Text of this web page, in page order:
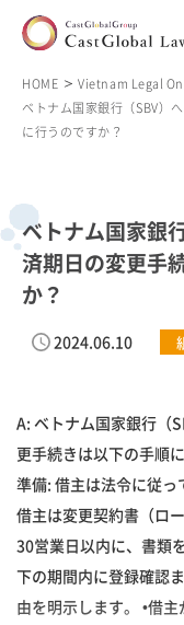
HOME Vietnam Legal
ベトナム国家銀行（SBV）
に行うのですか？
ベトナム国家銀
済期日の変更手
か？
2024.06.10
A: ベトナム国家銀行（
更手続きは以下の手順
準備: 借主は法令に従っ
借主は変更契約書（ロ
30営業日以内に、書類
下の期間内に登録確認
由を明示します。 •借